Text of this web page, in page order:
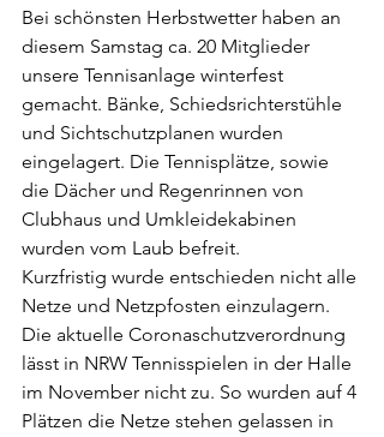
Bei schönsten Herbstwetter haben an
diesem Samstag ca. 20 Mitglieder
unsere Tennisanlage winterfest
gemacht. Bänke, Schiedsrichterstühle
und Sichtschutzplanen wurden
eingelagert. Die Tennisplätze, sowie
die Dächer und Regenrinnen von
Clubhaus und Umkleidekabinen
wurden vom Laub befreit.
Kurzfristig wurde entschieden nicht alle
Netze und Netzpfosten einzulagern.
Die aktuelle Coronaschutzverordnung
lässt in NRW Tennisspielen in der Halle
im November nicht zu. So wurden auf 4
Plätzen die Netze stehen gelassen in